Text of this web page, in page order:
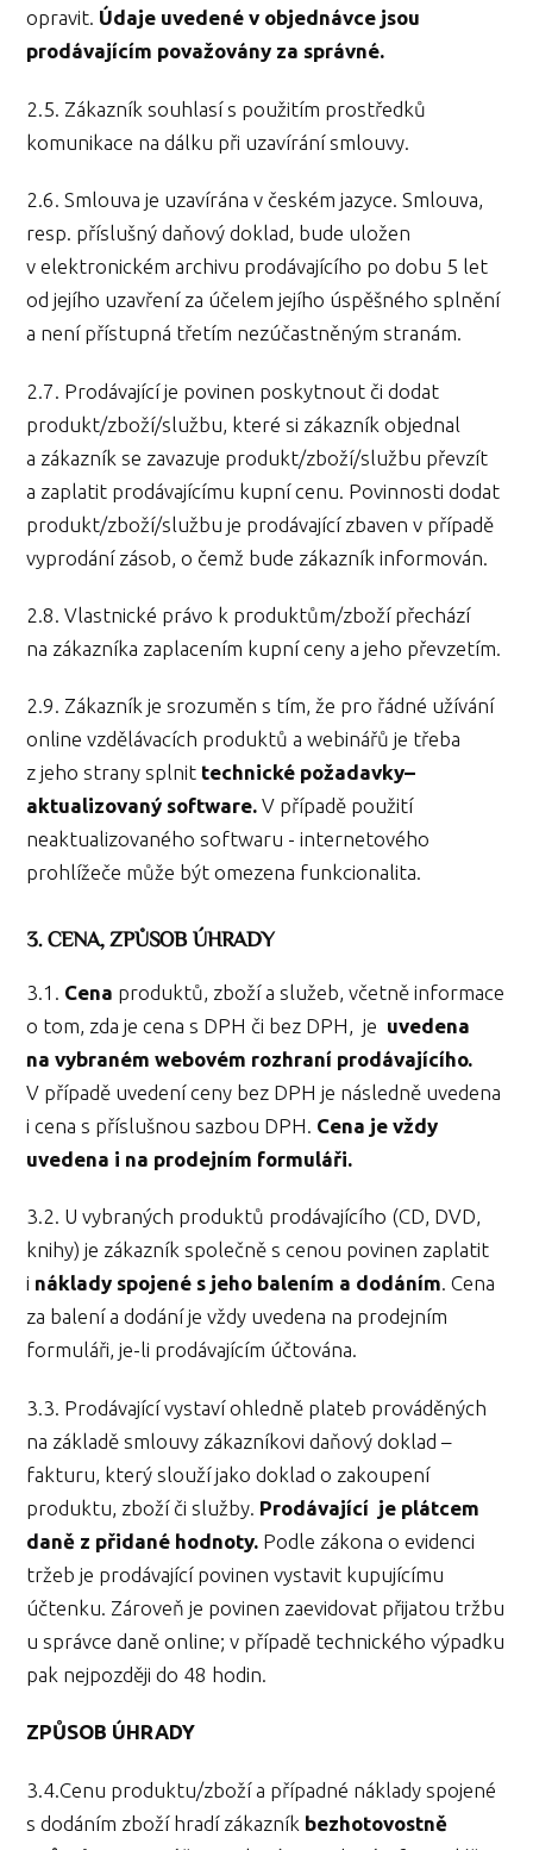
opravit. Údaje uvedené v objednávce jsou
prodávajícím považovány za správné.
2.5. Zákazník souhlasí s použitím prostředků
komunikace na dálku při uzavírání smlouvy.
2.6. Smlouva je uzavírána v českém jazyce. Smlouva,
resp. příslušný daňový doklad, bude uložen
v elektronickém archivu prodávajícího po dobu 5 let
od jejího uzavření za účelem jejího úspěšného splnění
a není přístupná třetím nezúčastněným stranám.
2.7. Prodávající je povinen poskytnout či dodat
produkt/zboží/službu, které si zákazník objednal
a zákazník se zavazuje produkt/zboží/službu převzít
a zaplatit prodávajícímu kupní cenu. Povinnosti dodat
produkt/zboží/službu je prodávající zbaven v případě
vyprodání zásob, o čemž bude zákazník informován.
2.8. Vlastnické právo k produktům/zboží přechází
na zákazníka zaplacením kupní ceny a jeho převzetím.
2.9. Zákazník je srozuměn s tím, že pro řádné užívání
online vzdělávacích produktů a webinářů je třeba
z jeho strany splnit technické požadavky–
aktualizovaný software.V případě použití
neaktualizovaného softwaru - internetového
prohlížeče může být omezena funkcionalita.
3. CENA, ZPŮSOB ÚHRADY
3.1. Cena produktů, zboží a služeb, včetně informace
o tom, zda je cena s DPH či bez DPH, je uvedena
na vybraném webovém rozhraní prodávajícího.
V případě uvedení ceny bez DPH je následně uvedena
i cena s příslušnou sazbou DPH. Cena je vždy
uvedena i na prodejním formuláři.
3.2. U vybraných produktů prodávajícího (CD, DVD,
knihy) je zákazník společně s cenou povinen zaplatit
i náklady spojené s jeho balením a dodáním. Cena
za balení a dodání je vždy uvedena na prodejním
formuláři, je-li prodávajícím účtována.
3.3. Prodávající vystaví ohledně plateb prováděných
na základě smlouvy zákazníkovi daňový doklad –
fakturu, který slouží jako doklad o zakoupení
produktu, zboží či služby. Prodávající je plátcem
daně z přidané hodnoty. Podle zákona o evidenci
tržeb je prodávající povinen vystavit kupujícímu
účtenku. Zároveň je povinen zaevidovat přijatou tržbu
u správce daně online; v případě technického výpadku
pak nejpozději do 48 hodin.
ZPŮSOB ÚHRADY
3.4.Cenu produktu/zboží a případné náklady spojené
s dodáním zboží hradí zákazník bezhotovostně